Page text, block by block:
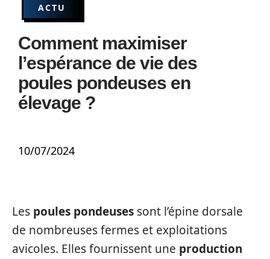
ACTU
Comment maximiser
l’espérance de vie des
poules pondeuses en
élevage ?
10/07/2024
Les poules pondeuses sont l’épine dorsale
de nombreuses fermes et exploitations
avicoles. Elles fournissent une production